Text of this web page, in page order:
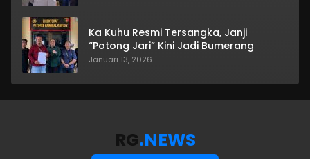
Ka Kuhu Resmi Tersangka, Janji
“Potong Jari” Kini Jadi Bumerang
Januari 13, 2026
RG.NEWS